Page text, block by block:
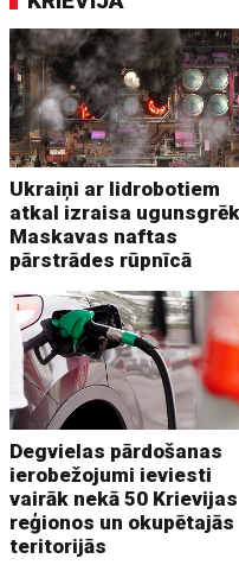
Ukraiņi ar lidrobotiem
atkal izraisa
Maskavas naftas
pārstrādes rūpnīcā
Degvielas pārdošanas
ierobežojumi ieviesti
vairāk nekā 50 Krievijas
reģionos un okupētajās
teritorijās